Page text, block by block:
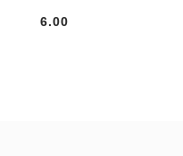
Cena:
6.00